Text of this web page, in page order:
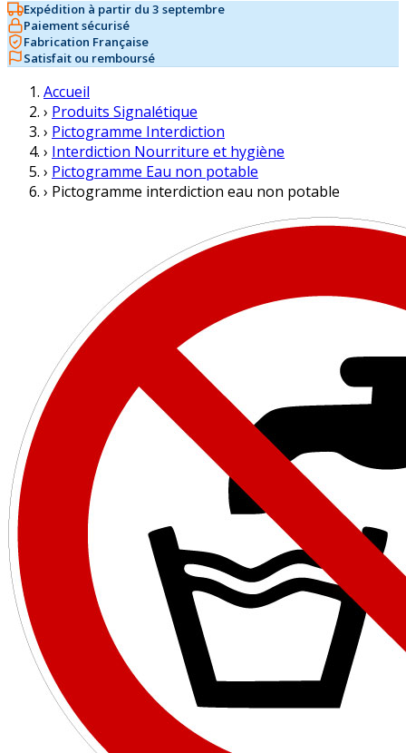
Expédition à partir du 3 septembre
Paiement sécurisé
Fabrication Française
Satisfait ou remboursé
Accueil
› Produits Signalétique
› Pictogramme Interdiction
› Interdiction Nourriture et hygiène
› Pictogramme Eau non potable
› Pictogramme interdiction eau non potable